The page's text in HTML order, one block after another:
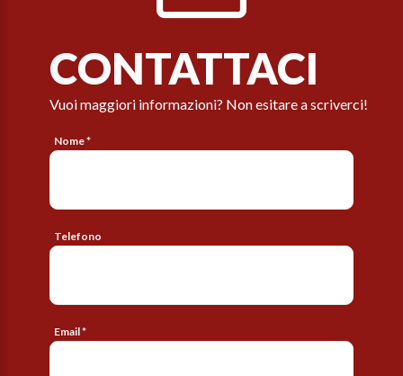
CONTATTACI
Vuoi maggiori informazioni? Non esitare a scriverci!
Nome *
Telefono
Email *